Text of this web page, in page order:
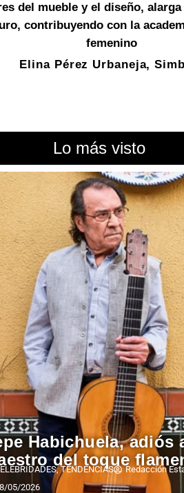
del mueble y el diseño,
contribuyendo con la
femenino
Elina Pérez Urbaneja,
Lo más visto
Habichuela, adiós
del toque
,TENDENCIAS
Redacción
05/2026